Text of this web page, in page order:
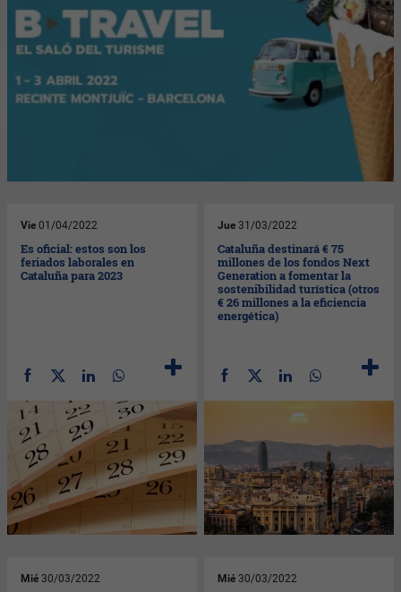
Vie 01/04/2022
Es oficial: estos son los
feriados laborales en
Cataluña para 2023
Jue 31/03/2022
Cataluña destinará € 75
millones de los fondos Next
Generation a fomentar la
sostenibilidad turística (otros
€ 26 millones a la eficiencia
energética)
Mié 30/03/2022 Mié 30/03/2022